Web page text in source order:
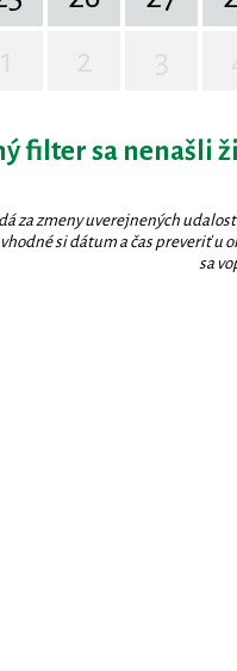
filter sa nenašli
za zmeny uverejnených
si dátum a čas preveriť u
sa